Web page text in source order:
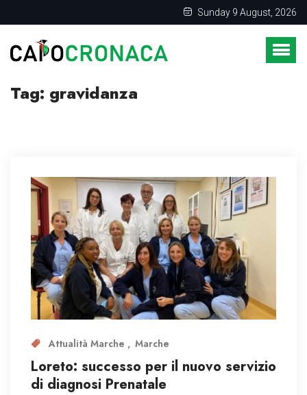
Sunday 9 August, 2026
Tag: gravidanza
Attualità Marche Marche
Loreto: successo per il nuovo servizio
di diagnosi Prenatale